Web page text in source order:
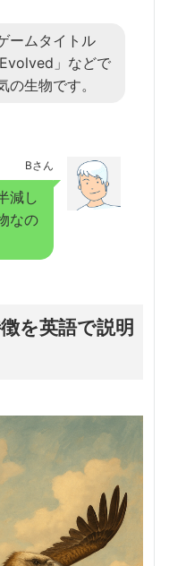
ームタイトル
」などで
の生物です。
Bさん
減し
なの
を英語で説明